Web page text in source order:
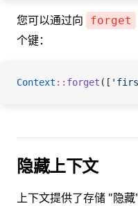
您可以通过向 forget
个键：
Context :: forget ([
隐藏上下文
上下文提供了存储 "隐